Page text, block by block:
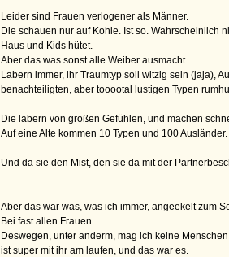
Leider sind Frauen verlogener als Männer.
Die schauen nur auf Kohle. Ist so. Wahrscheinlich
Haus und Kids hütet.
Aber das was sonst alle Weiber ausmacht...
Labern immer, ihr Traumtyp soll witzig sein (jaja),
benachteiligten, aber tooootal lustigen Typen
Die labern von großen Gefühlen, und machen
Auf eine Alte kommen 10 Typen und 100
Und da sie den Mist, den sie da mit der
Aber das war was, was ich immer, angeekelt zum
Bei fast allen Frauen.
Deswegen, unter anderm, mag ich keine
ist super mit ihr am laufen, und das war es.